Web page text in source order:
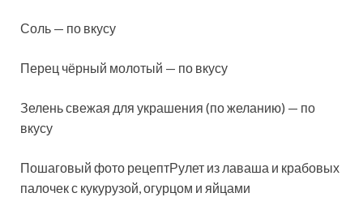
Соль — по вкусу
Перец чёрный молотый — по вкусу
Зелень свежая для украшения (по желанию) — по
вкусу
Пошаговый фото рецептРулет из лаваша и крабовых
палочек с кукурузой, огурцом и яйцами